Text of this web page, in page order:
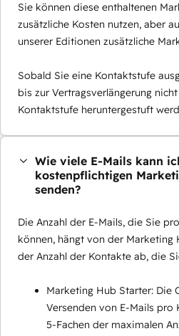
Sie können diese enthaltenen
zusätzliche Kosten nutzen, aber
unserer Editionen zusätzliche
Sobald Sie eine Kontaktstufe
bis zur Vertragsverlängerung
Kontaktstufe heruntergestuft
Wie viele E-Mails kann
kostenpflichtigen
senden?
Die Anzahl der E-Mails, die Sie
können, hängt von der
der Anzahl der Kontakte ab, die
Marketing Hub Starter: Die
Versenden von E-Mails
5-Fachen der maximalen